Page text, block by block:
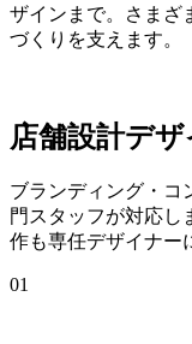
ザインまで。さまざ
づくりを支えます。
店舗設計デザ
ブランディング・コ
門スタッフが対応し
作も専任デザイナー
01